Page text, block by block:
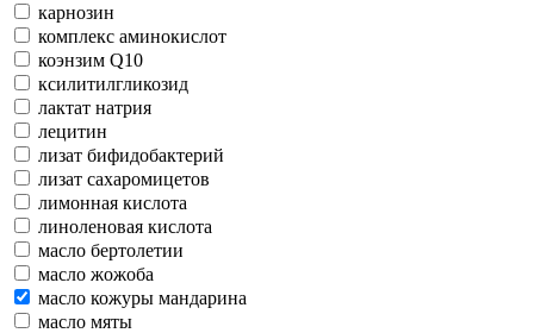
карнозин
комплекс аминокислот
коэнзим Q10
ксилитилгликозид
лактат натрия
лецитин
лизат бифидобактерий
лизат сахаромицетов
лимонная кислота
линоленовая кислота
масло бертолетии
масло жожоба
масло кожуры мандарина
масло мяты